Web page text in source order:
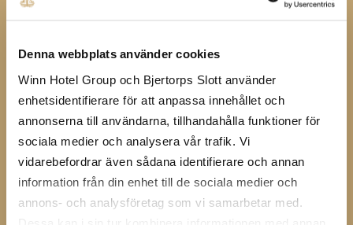
Denna webbplats använder cookies
Winn Hotel Group och Bjertorps Slott använder
enhetsidentifierare för att anpassa innehållet och
annonserna till användarna, tillhandahålla funktioner för
sociala medier och analysera vår trafik. Vi
vidarebefordrar även sådana identifierare och annan
information från din enhet till de sociala medier och
annons- och analysföretag som vi samarbetar med.